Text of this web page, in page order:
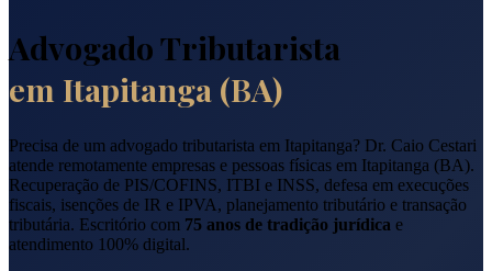
Advogado Tributarista
em Itapitanga (BA)
Precisa de um advogado tributarista em Itapitanga? Dr. Caio Cestari
atende remotamente empresas e pessoas físicas em Itapitanga (BA).
Recuperação de PIS/COFINS, ITBI e INSS, defesa em execuções
fiscais, isenções de IR e IPVA, planejamento tributário e transação
tributária. Escritório com 75 anos de tradição jurídica e
atendimento 100% digital.